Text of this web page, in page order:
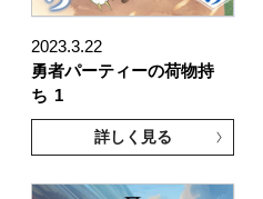
2023.3.22
勇者パーティーの荷物持
ち 1
詳しく見る